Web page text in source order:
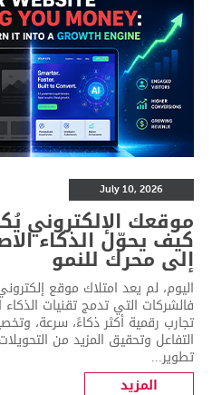
July 10, 2026
موقعك الإلكتروني
كيف يحوّل الذكاء
إلى محرك للنمو
اليوم، لم يعد امتلاك موقع
تجارب رقمية أكثر ذكاءً، سرعة،
التفاعل وتحقيق المزيد من
تطوير...
المزيد